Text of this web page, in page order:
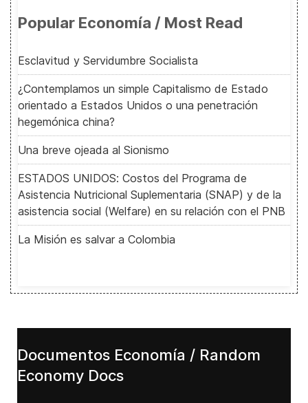
Popular Economía / Most Read
Esclavitud y Servidumbre Socialista
¿Contemplamos un simple Capitalismo de Estado
orientado a Estados Unidos o una penetración
hegemónica china?
Una breve ojeada al Sionismo
ESTADOS UNIDOS: Costos del Programa de
Asistencia Nutricional Suplementaria (SNAP) y de la
asistencia social (Welfare) en su relación con el PNB
La Misión es salvar a Colombia
Documentos Economía / Random
Economy Docs